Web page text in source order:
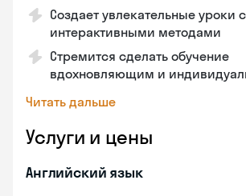
Создает увлекательные уроки с
интерактивными методами
Стремится сделать обучение
вдохновляющим и
Читать дальше
Услуги и цены
Английский язык